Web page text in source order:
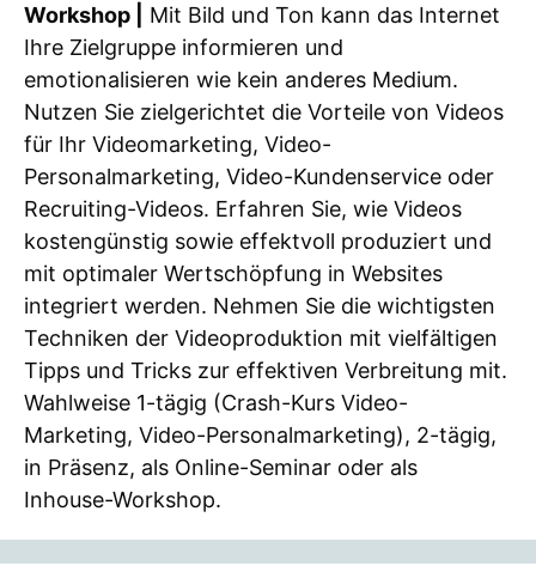
Workshop |
Mit Bild und Ton kann das Internet
Ihre Zielgruppe informieren und
emotionalisieren wie kein anderes Medium.
Nutzen Sie zielgerichtet die Vorteile von Videos
für Ihr Videomarketing, Video-
Personalmarketing, Video-Kundenservice oder
Recruiting-Videos. Erfahren Sie, wie Videos
kostengünstig sowie effektvoll produziert und
mit optimaler Wertschöpfung in Websites
integriert werden. Nehmen Sie die wichtigsten
Techniken der Videoproduktion mit vielfältigen
Tipps und Tricks zur effektiven Verbreitung mit.
Wahlweise 1-tägig (Crash-Kurs Video-
Marketing, Video-Personalmarketing), 2-tägig,
in Präsenz, als Online-Seminar oder als
Inhouse-Workshop.